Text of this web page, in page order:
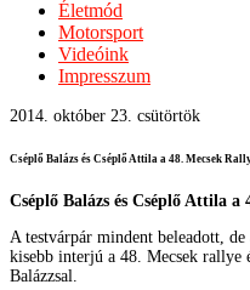
Életmód
Motorsport
Videóink
Impresszum
2014. október 23. csütörtök
Cséplő Balázs és Cséplő Attila a 48. Mecsek
Cséplő Balázs és Cséplő Attila a
A testvárpár mindent beleadott,
kisebb interjú a 48. Mecsek rallye
Balázzsal.